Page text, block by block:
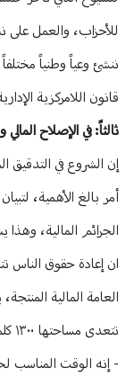
للأحزاب، والعمل على
ننشئ وعياً وطنياً
قانون اللامركزية
ثالثاً: في الإصلاح
إن الشروع في التدقيق
أمر بالغ الأهمية،
الجرائم المالية،
ان إعادة حقوق الناس
العامة المالية
تتعدى مساحتها ١٣٠٠ كلم٢ بهدف إستثمارها لصالح إعادة الحقوق.
- إنه الوقت المناسب